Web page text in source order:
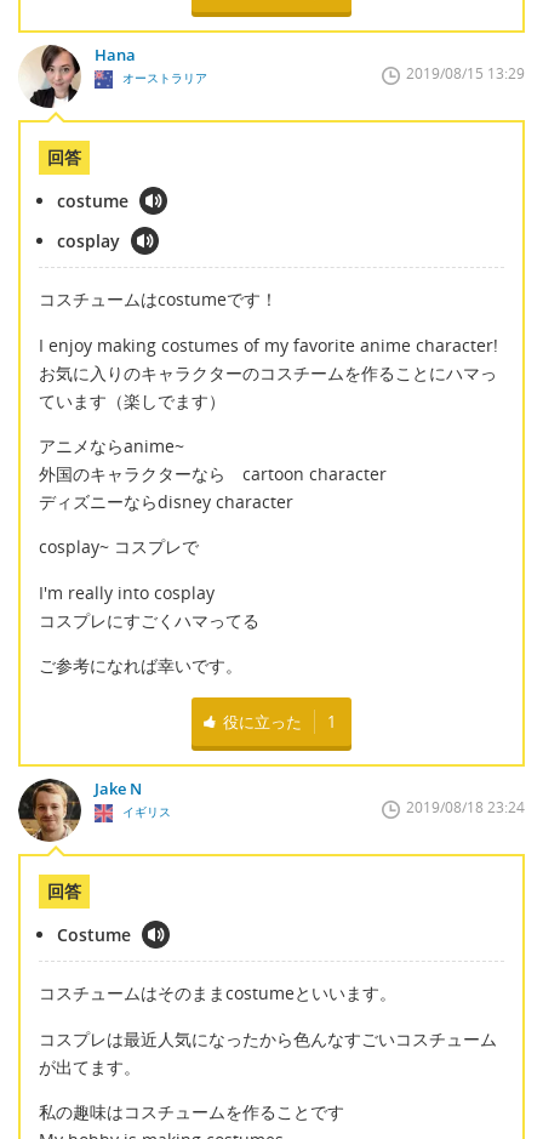
Hana
オーストラリア 2019/08/15 13:29
回答
costume
cosplay
コスチュームはcostumeです！
I enjoy making costumes of my favorite anime character!
お気に入りのキャラクターのコスチームを作ることにハマっ
ています（楽しでます）
アニメならanime~
外国のキャラクターなら cartoon character
ディズニーならdisney character
cosplay~ コスプレで
I'm really into cosplay
コスプレにすごくハマってる
ご参考になれば幸いです。
役に立った 1
Jake N
イギリス 2019/08/18 23:24
回答
Costume
コスチュームはそのままcostumeといいます。
コスプレは最近人気になったから色んなすごいコスチューム
が出てます。
私の趣味はコスチュームを作ることです